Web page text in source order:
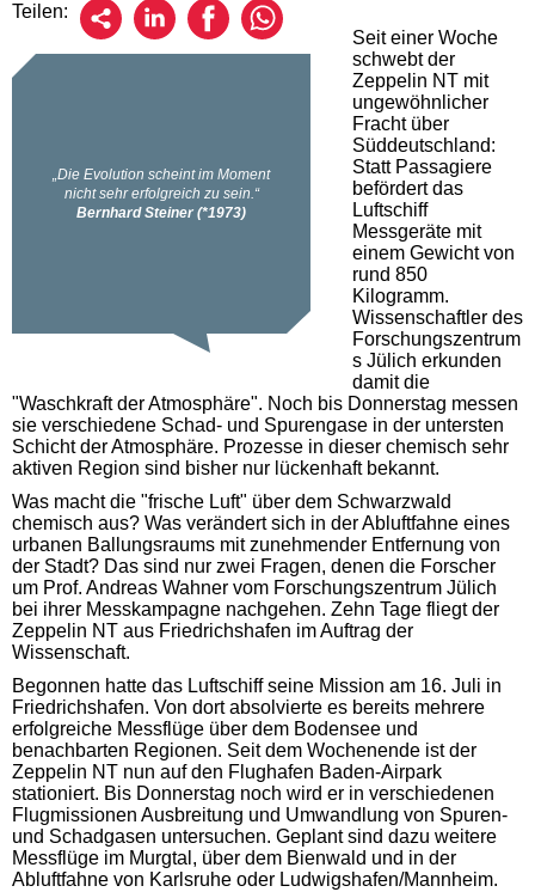
Teilen:
Seit einer Woche
schwebt der
Zeppelin NT mit
ungewöhnlicher
Fracht über
Süddeutschland:
Statt Passagiere
befördert das
Luftschiff
Messgeräte mit
einem Gewicht von
rund 850
Kilogramm.
Wissenschaftler des
Forschungszentrum
s Jülich erkunden
damit die
"Waschkraft der Atmosphäre". Noch bis Donnerstag messen
sie verschiedene Schad- und Spurengase in der untersten
Schicht der Atmosphäre. Prozesse in dieser chemisch sehr
aktiven Region sind bisher nur lückenhaft bekannt.
Was macht die "frische Luft" über dem Schwarzwald
chemisch aus? Was verändert sich in der Abluftfahne eines
urbanen Ballungsraums mit zunehmender Entfernung von
der Stadt? Das sind nur zwei Fragen, denen die Forscher
um Prof. Andreas Wahner vom Forschungszentrum Jülich
bei ihrer Messkampagne nachgehen. Zehn Tage fliegt der
Zeppelin NT aus Friedrichshafen im Auftrag der
Wissenschaft.
Begonnen hatte das Luftschiff seine Mission am 16. Juli in
Friedrichshafen. Von dort absolvierte es bereits mehrere
erfolgreiche Messflüge über dem Bodensee und
benachbarten Regionen. Seit dem Wochenende ist der
Zeppelin NT nun auf den Flughafen Baden-Airpark
stationiert. Bis Donnerstag noch wird er in verschiedenen
Flugmissionen Ausbreitung und Umwandlung von Spuren-
und Schadgasen untersuchen. Geplant sind dazu weitere
Messflüge im Murgtal, über dem Bienwald und in der
Abluftfahne von Karlsruhe oder Ludwigshafen/Mannheim.